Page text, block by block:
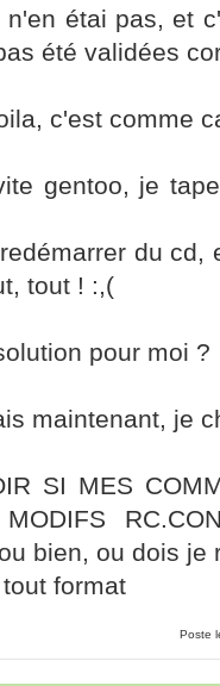
étai pas, et
été validées
c'est comme
gentoo, je
du cd,
tout ! :,(
pour moi ?
maintenant, je
SI MES
bien, ou dois je
format
Poste